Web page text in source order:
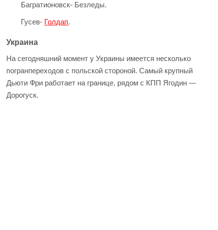
Багратионовск- Безледы.
Гусев- Голдап.
Украина
На сегодняшний момент у Украины имеется несколько
погранпереходов с польской стороной. Самый крупный
Дьюти Фри работает на границе, рядом с КПП Ягодин —
Дорогуск.